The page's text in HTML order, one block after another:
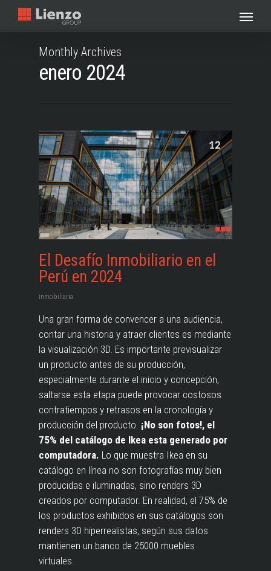
Monthly Archives
enero 2024
El Desafío Inmobiliario en el
Perú en 2024
inmobiliaria
Una gran forma de convencer a una audiencia,
contar una historia y atraer clientes es mediante
la visualización 3D. Es importante previsualizar
un producto antes de su producción,
especialmente durante el inicio y concepción,
saltarse esta etapa puede provocar costosos
contratiempos y retrasos en la cronología y
producción del producto. ¡No son fotos!, el
75% del catálogo de Ikea esta generado por
computadora. Lo que muestra Ikea en su
catálogo en línea no son fotografías muy bien
producidas e iluminadas, sino renders 3D
creados por computador. En realidad, el 75% de
los productos exhibidos en sus catálogos son
renders 3D hiperrealistas, según sus datos
mantienen un banco de 25000 muebles
virtuales.